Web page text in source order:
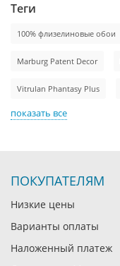
Теги
100% флизелиновые обои
Marburg Patent Decor
Vitrulan Phantasy Plus
показать все
ПОКУПАТЕЛЯМ
Низкие цены
Варианты оплаты
Наложенный платеж